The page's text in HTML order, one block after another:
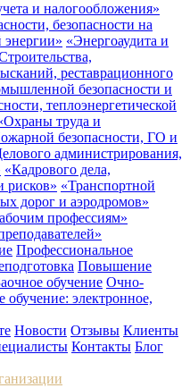
и налогообложения»
безопасности на
энергии» «Энергоаудита и
реставрационного
безопасности и
теплоэнергетической
труда и
безопасности, ГО и
администрирования,
«Кадрового дела,
рисков» «Транспортной
дорог и аэродромов»
профессиям»
Профессиональное
Повышение
обучение Очно-
обучение: электронное,
Новости Отзывы Клиенты
Контакты Блог